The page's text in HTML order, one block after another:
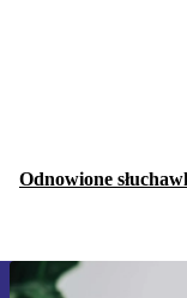
Odnowione